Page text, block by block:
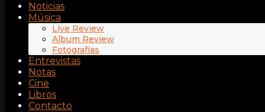
Noticias
Música
Live Review
Album Review
Fotografías
Entrevistas
Notas
Cine
Libros
Contacto